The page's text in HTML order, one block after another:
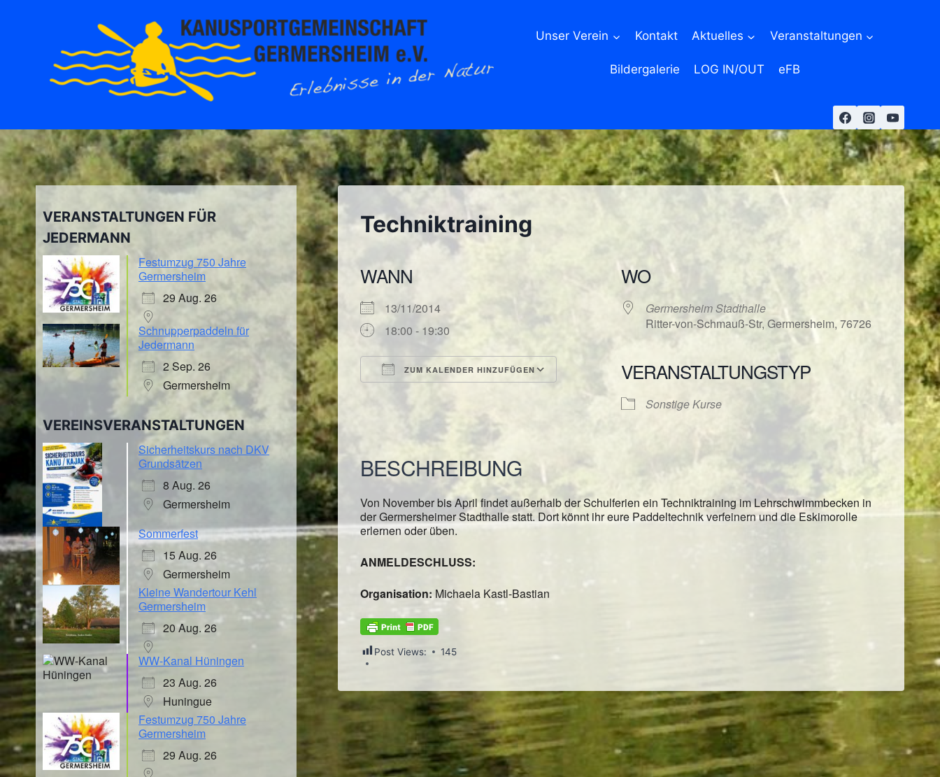
Unser Verein Kontakt Aktuelles Veranstaltungen
Bildergalerie LOG IN/OUT eFB
Techniktraining
WANN
13/11/2014
18:00 - 19:30
ZUM KALENDER HINZUFÜGEN
Google Kalender
WO
Germersheim Stadthalle
Ritter-von-Schmauß-Str, Germersheim, 76726
VERANSTALTUNGSTYP
Sonstige Kurse
BESCHREIBUNG
Von November bis April findet außerhalb der Schulferien ein Techniktraining im Lehrschwimmbecken in
der Germersheimer Stadthalle statt. Dort könnt ihr eure Paddeltechnik verfeinern und die Eskimorolle
erlernen oder üben.
ANMELDESCHLUSS:
Organisation: Michaela Kastl-Bastian
Post Views: 145
VERANSTALTUNGEN FÜR
JEDERMANN
Festumzug 750 Jahre
Germersheim
29 Aug. 26
Schnupperpaddeln für
Jedermann
2 Sep. 26
Germersheim
VEREINSVERANSTALTUNGEN
Sicherheitskurs nach DKV
Grundsätzen
8 Aug. 26
Germersheim
Sommerfest
15 Aug. 26
Germersheim
Kleine Wandertour Kehl
Germersheim
20 Aug. 26
WW-Kanal Hüningen
23 Aug. 26
Huningue
Festumzug 750 Jahre
Germersheim
29 Aug. 26